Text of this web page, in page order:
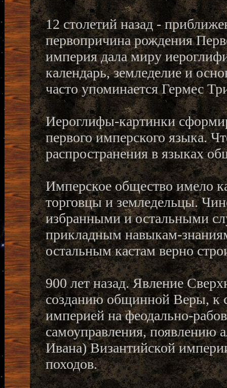
12 столетий назад -
первопричина рождения
империя дала миру
календарь, земледелие и
часто упоминается Гермес
Иероглифы-картинки
первого имперского языка.
распространения в языках
Имперское общество имело
торговцы и земледельцы.
избранными и остальными
прикладным навыкам-
остальным кастам верно
900 лет назад. Явление
созданию общинной Веры, к
империей на феодально-
самоуправления, появлению
Ивана) Византийской
походов.